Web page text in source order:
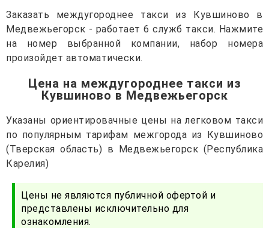
Заказать междугороднее такси из Кувшиново в
Медвежьегорск - работает 6 служб такси. Нажмите
на номер выбранной компании, набор номера
произойдет автоматически.
Цена на междугороднее такси из
Кувшиново в Медвежьегорск
Указаны ориентировачные цены на легковом такси
по популярным тарифам межгорода из Кувшиново
(Тверская область) в Медвежьегорск (Республика
Карелия)
Цены не являются публичной офертой и
представлены исключительно для
ознакомления.